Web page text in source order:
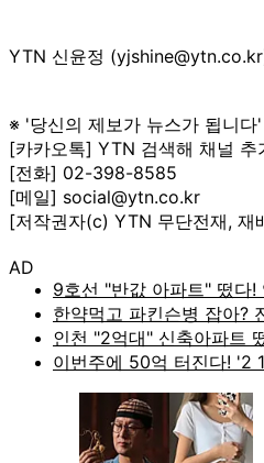
YTN 신윤정
※ '당신의 제보가 뉴스가 됩니다'
[카카오톡] YTN 검색해 채널 추
[전화] 02-398-8585
[메일] social@ytn.co.kr
[저작권자(c) YTN 무단전재, 재
AD